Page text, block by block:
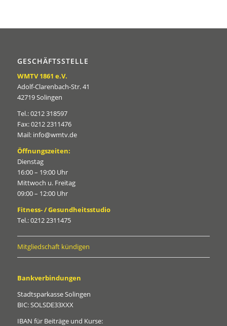
GESCHÄFTSSTELLE
WMTV 1861 e.V.
Adolf-Clarenbach-Str. 41
42719 Solingen
Tel.: 0212 318597
Fax: 0212 2311476
Mail: info@wmtv.de
Öffnungszeiten:
Dienstag
16:00 – 19:00 Uhr
Mittwoch u. Freitag
09:00 – 12:00 Uhr
Fitness- / Gesundheitsstudio
Tel.: 0212 2311475
Mitgliedschaft kündigen
Bankverbindungen
Stadtsparkasse Solingen
BIC: SOLSDE33XXX
IBAN für Beiträge und Kurse: